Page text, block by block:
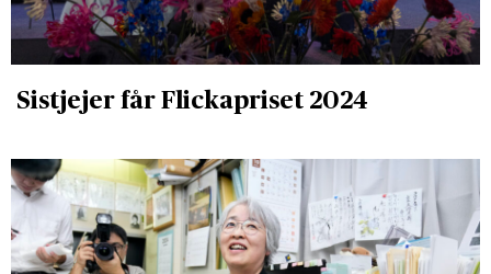
Sistjejer får Flickapriset 2024